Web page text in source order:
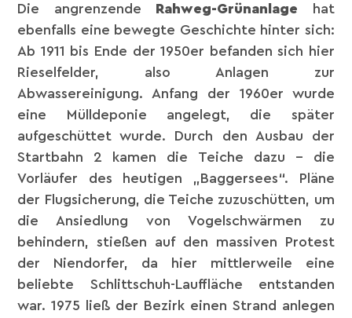
Die angrenzende Rahweg-Grünanlage
hat
ebenfalls eine bewegte Geschichte hinter sich:
Ab 1911 bis Ende der 1950er befanden sich hier
Rieselfelder, also Anlagen zur
Abwassereinigung. Anfang der 1960er wurde
eine Mülldeponie angelegt, die später
aufgeschüttet wurde. Durch den Ausbau der
Startbahn 2 kamen die Teiche dazu – die
Vorläufer des heutigen „Baggersees“. Pläne
der Flugsicherung, die Teiche zuzuschütten, um
die Ansiedlung von Vogelschwärmen zu
behindern, stießen auf den massiven Protest
der Niendorfer, da hier mittlerweile eine
beliebte Schlittschuh-Lauffläche entstanden
war. 1975 ließ der Bezirk einen Strand anlegen